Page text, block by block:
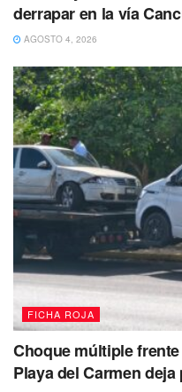
derrapar en la vía
AGOSTO 4, 2026
FICHA ROJA
Choque múltiple
Playa del Carmen